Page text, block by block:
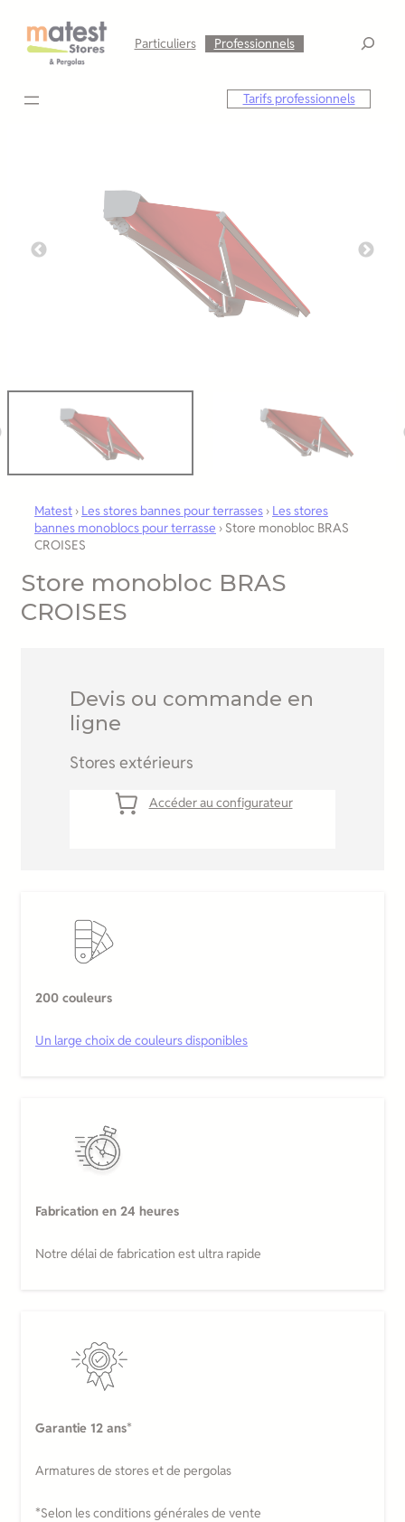
contenu
Particuliers Professionnels
Tarifs professionnels
Matest › Les stores bannes pour terrasses › Les stores
bannes monoblocs pour terrasse › Store monobloc BRAS
CROISES
Store monobloc BRAS
CROISES
Devis ou commande en
ligne
Stores extérieurs
Accéder au configurateur
200 couleurs
Un large choix de couleurs disponibles
Fabrication en 24 heures
Notre délai de fabrication est ultra rapide
Garantie 12 ans*
Armatures de stores et de pergolas
*Selon les conditions générales de vente